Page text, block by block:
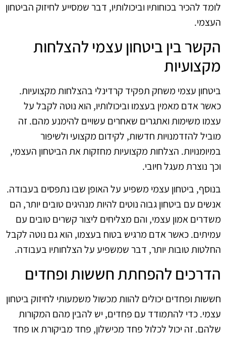
לומד להכיר בכוחותיו וביכולותיו, דבר שמסייע לחיזוק הביטחון
העצמי.
הקשר בין ביטחון עצמי להצלחות
מקצועיות
ביטחון עצמי משחק תפקיד קרדינלי בהצלחות מקצועיות.
כאשר אדם מאמין בעצמו וביכולותיו, הוא נוטה לקבל על
עצמו משימות ואתגרים שאחרים עשויים להימנע מהם. זה
מוביל להזדמנויות חדשות, לקידום מקצועי ולשיפור
במיומנויות. הצלחות מקצועיות מחזקות את הביטחון העצמי,
וכך נוצרת מעגל חיובי.
בנוסף, ביטחון עצמי משפיע על האופן שבו נתפסים בעבודה.
אנשים עם ביטחון גבוה נוטים להיות מנהיגים טובים יותר, הם
משדרים אמון עצמי, והם מצליחים ליצור קשרים טובים עם
עמיתים. כאשר אדם מרגיש בטוח בעצמו, הוא גם נוטה לקבל
החלטות טובות יותר, דבר שמשפיע על הצלחותיו בעבודה.
הדרכים להפחתת חששות ופחדים
חששות ופחדים יכולים להוות מכשול משמעותי לחיזוק ביטחון
עצמי. כדי להתמודד עם פחדים, יש להבין מהם המקורות
שלהם. זה יכול לכלול פחד מכישלון, פחד מביקורת או פחד